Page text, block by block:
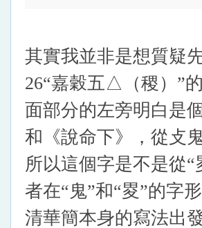
其實我並非是想質疑
26“嘉穀五△（稷）”
面部分的左旁明白是
和《說命下》， 從攴
所以這個字是不是從
者在“鬼”和“畟”的字
清華簡本身的寫法出